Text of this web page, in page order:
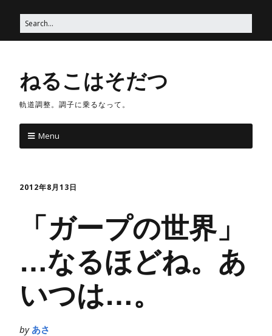
ねるこはそだつ
軌道調整。調子に乗るなって。
Menu
2012年8月13日
「ガープの世界」
…なるほどね。あ
いつは…。
by あさ